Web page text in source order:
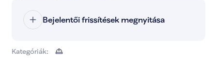
Bejelentői frissítések megnyitása
Kategóriák: